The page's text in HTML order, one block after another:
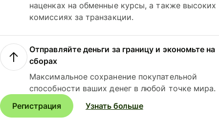
наценках на обменные курсы, а также высоких
комиссиях за транзакции.
Отправляйте деньги за границу и экономьте на
сборах
Максимальное сохранение покупательной
способности ваших денег в любой точке мира.
Регистрация
Узнать больше